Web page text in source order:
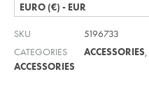
EURO (€) - EUR
SKU
5196733
CATEGORIES
ACCESSORIES,
ACCESSORIES